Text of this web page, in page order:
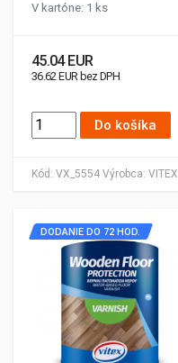
Kód: VX_5554 Výrobca: VITEX
V kartóne: 1 ks
45.04 EUR
36.62 EUR bez DPH
Do košíka
DODANIE DO 72 HOD.